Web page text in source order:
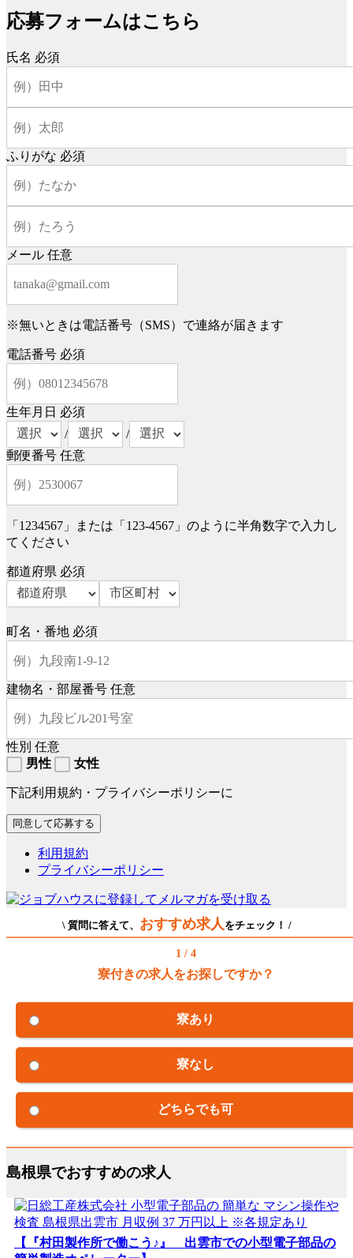
応募フォームはこちら
氏名 必須
ふりがな 必須
メール 任意
※無いときは電話番号（SMS）で連絡が届きます
電話番号 必須
生年月日 必須
/
/
郵便番号 任意
「1234567」または「123-4567」のように半角数字で入力し
てください
都道府県 必須
町名・番地 必須
建物名・部屋番号 任意
性別 任意
男性
女性
下記利用規約・プライバシーポリシーに
利用規約
プライバシーポリシー
\ 質問に答えて、 おすすめ求人 をチェック！ /
1 / 4
寮付きの求人をお探しですか？
寮あり
寮なし
どちらでも可
島根県でおすすめの求人
【『村田製作所で働こう♪』 出雲市での小型電子部品の